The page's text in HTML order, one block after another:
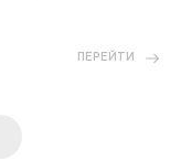
ПЕРЕЙТИ